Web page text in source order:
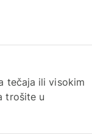
tečaja ili visokim
trošite u